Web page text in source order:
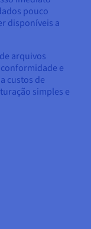
pouco
disponíveis a
arquivos
e
custos de
simples e